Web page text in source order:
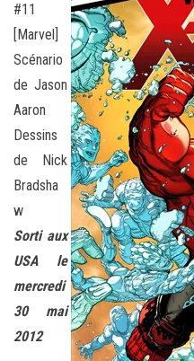
#11
[Marvel]
Scénario
de Jason
Aaron
Dessins
de Nick
Bradsha
w
Sorti aux
USA le
mercredi
30 mai
2012